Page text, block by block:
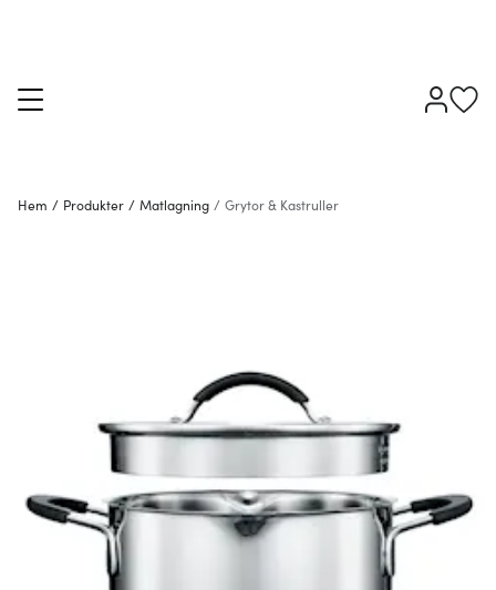
Hem / Produkter / Matlagning / Grytor & Kastruller